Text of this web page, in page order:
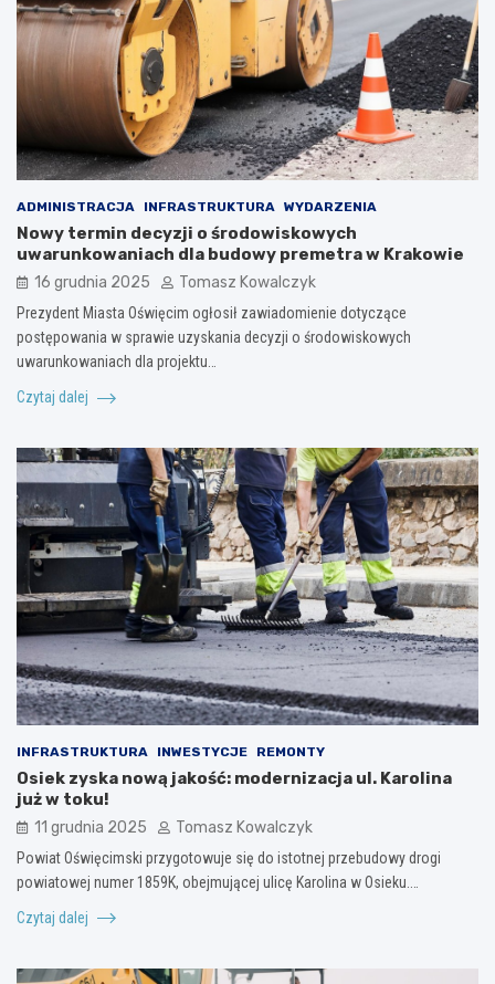
ADMINISTRACJA INFRASTRUKTURA WYDARZENIA
Nowy termin decyzji o środowiskowych
uwarunkowaniach dla budowy premetra w Krakowie
16 grudnia 2025 Tomasz Kowalczyk
Prezydent Miasta Oświęcim ogłosił zawiadomienie dotyczące
postępowania w sprawie uzyskania decyzji o środowiskowych
uwarunkowaniach dla projektu…
Czytaj dalej
INFRASTRUKTURA INWESTYCJE REMONTY
Osiek zyska nową jakość: modernizacja ul. Karolina
już w toku!
11 grudnia 2025 Tomasz Kowalczyk
Powiat Oświęcimski przygotowuje się do istotnej przebudowy drogi
powiatowej numer 1859K, obejmującej ulicę Karolina w Osieku.…
Czytaj dalej